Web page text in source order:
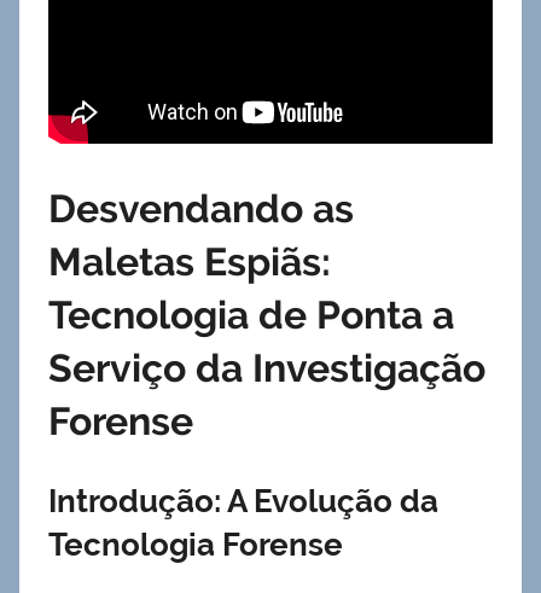
Desvendando as
Maletas Espiãs:
Tecnologia de Ponta a
Serviço da Investigação
Forense
Introdução: A Evolução da
Tecnologia Forense